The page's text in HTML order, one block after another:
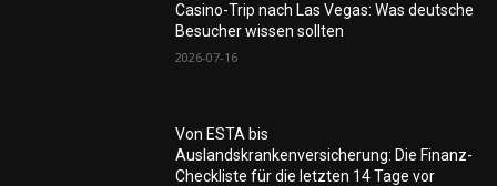
Casino-Trip nach Las Vegas: Was deutsche
Besucher wissen sollten
2026-07-16
Von ESTA bis
Auslandskrankenversicherung: Die Finanz-
Checkliste für die letzten 14 Tage vor